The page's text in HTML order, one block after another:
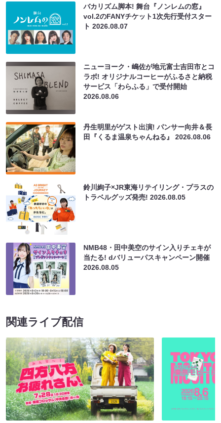
バカリズム脚本! 舞台『ノンレムの窓』
vol.2のFANYチケット1次先行受付スター
ト2026.08.07
ニューヨーク・嶋佐が地元富士吉田市とコ
ラボ! オリジナルコーヒーがふるさと納税
サービス「わらふる」で受付開始
2026.08.06
丹生明里がゲスト出演! パンサー向井＆長
田『くるま温泉ちゃんねる』2026.08.06
鈴川絢子×JR東海リテイリング・プラスの
トラベルグッズ発売!2026.08.05
NMB48・田中美空のサイン入りチェキが
当たる! dバリューパスキャンペーン開催
2026.08.05
関連ライブ配信